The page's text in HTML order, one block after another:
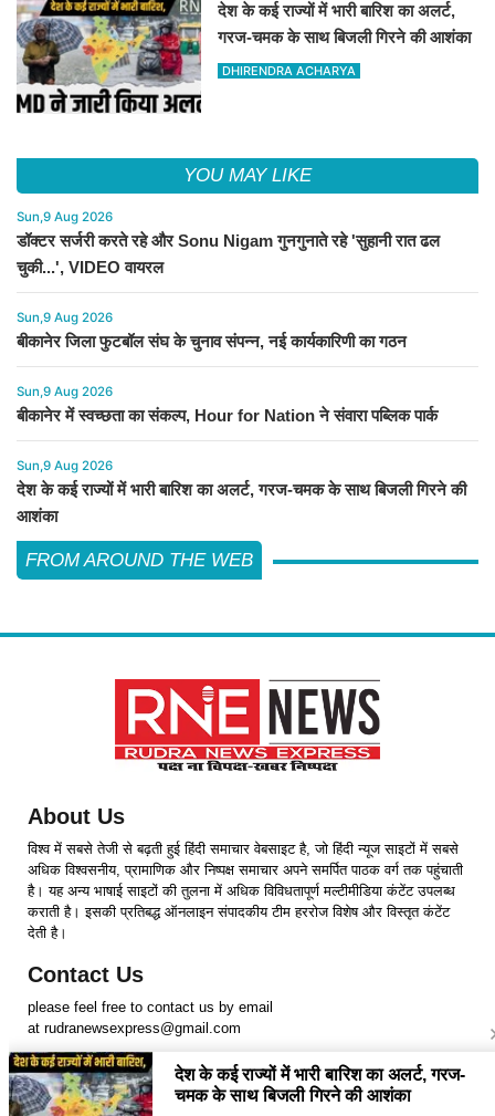
देश के कई राज्यों में भारी बारिश का अलर्ट,
गरज-चमक के साथ बिजली गिरने की आशंका
DHIRENDRA ACHARYA
YOU MAY LIKE
Sun,9 Aug 2026
डॉक्टर सर्जरी करते रहे और Sonu Nigam गुनगुनाते रहे 'सुहानी रात ढल
चुकी...', VIDEO वायरल
Sun,9 Aug 2026
बीकानेर जिला फुटबॉल संघ के चुनाव संपन्न, नई कार्यकारिणी का गठन
Sun,9 Aug 2026
बीकानेर में स्वच्छता का संकल्प, Hour for Nation ने संवारा पब्लिक पार्क
Sun,9 Aug 2026
देश के कई राज्यों में भारी बारिश का अलर्ट, गरज-चमक के साथ बिजली गिरने की
आशंका
FROM AROUND THE WEB
About Us
विश्व में सबसे तेजी से बढ़ती हुई हिंदी समाचार वेबसाइट है, जो हिंदी न्यूज साइटों में सबसे
अधिक विश्वसनीय, प्रामाणिक और निष्पक्ष समाचार अपने समर्पित पाठक वर्ग तक पहुंचाती
है। यह अन्य भाषाई साइटों की तुलना में अधिक विविधतापूर्ण मल्टीमीडिया कंटेंट उपलब्ध
कराती है। इसकी प्रतिबद्ध ऑनलाइन संपादकीय टीम हररोज विशेष और विस्तृत कंटेंट
देती है।
Contact Us
please feel free to contact us by email
at rudranewsexpress@gmail.com
Follow Us